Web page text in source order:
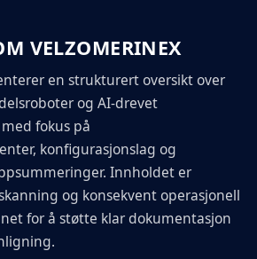
VELZOMERINEX
en strukturert oversikt over
og AI-drevet
fokus på
konfigurasjonslag og
Innholdet er
og konsekvent operasjonell
for å støtte klar dokumentasjon